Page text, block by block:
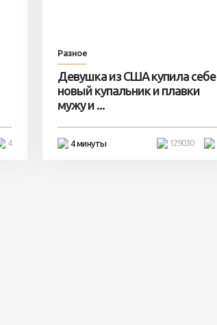
4
Разное
Девушка из США купила себе
новый купальник и плавки
мужу и ...
4 минуты 129030